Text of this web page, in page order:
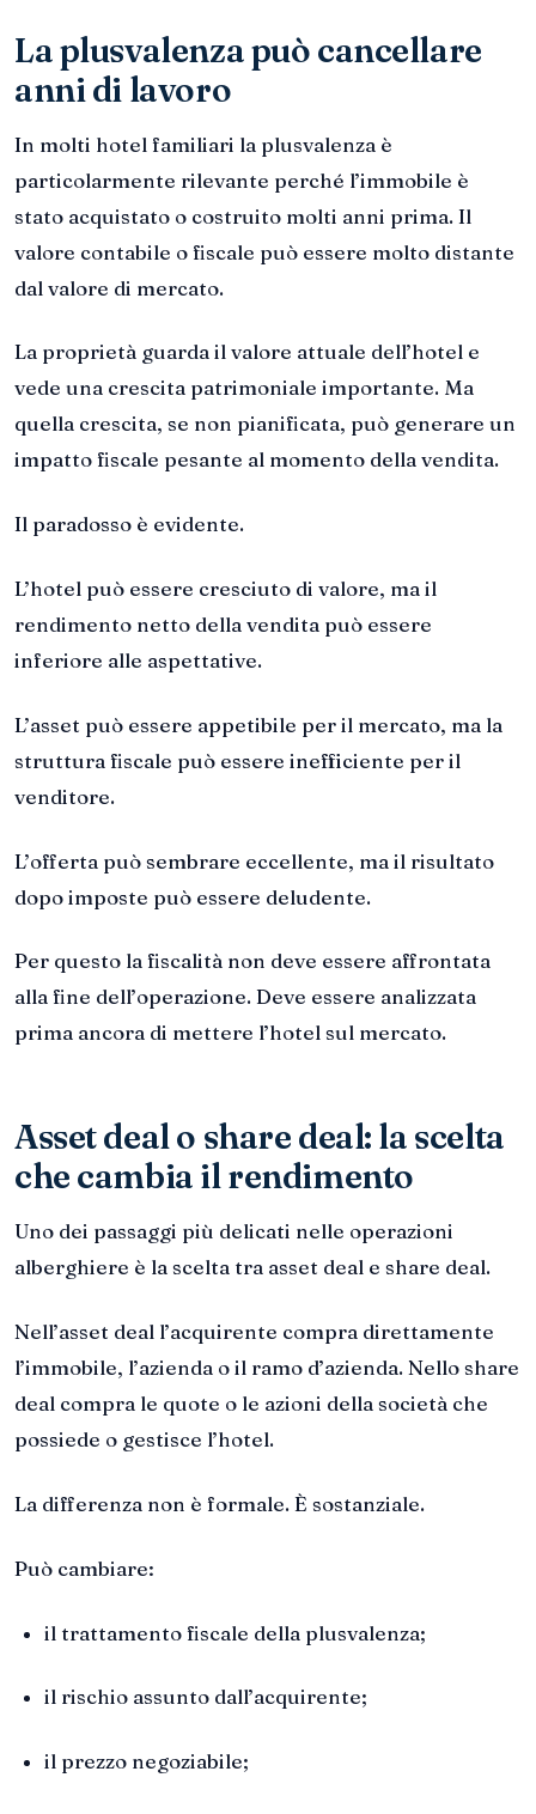
La plusvalenza può cancellare
anni di lavoro
In molti hotel familiari la plusvalenza è
particolarmente rilevante perché l’immobile è
stato acquistato o costruito molti anni prima. Il
valore contabile o fiscale può essere molto distante
dal valore di mercato.
La proprietà guarda il valore attuale dell’hotel e
vede una crescita patrimoniale importante. Ma
quella crescita, se non pianificata, può generare un
impatto fiscale pesante al momento della vendita.
Il paradosso è evidente.
L’hotel può essere cresciuto di valore, ma il
rendimento netto della vendita può essere
inferiore alle aspettative.
L’asset può essere appetibile per il mercato, ma la
struttura fiscale può essere inefficiente per il
venditore.
L’offerta può sembrare eccellente, ma il risultato
dopo imposte può essere deludente.
Per questo la fiscalità non deve essere affrontata
alla fine dell’operazione. Deve essere analizzata
prima ancora di mettere l’hotel sul mercato.
Asset deal o share deal: la scelta
che cambia il rendimento
Uno dei passaggi più delicati nelle operazioni
alberghiere è la scelta tra asset deal e share deal.
Nell’asset deal l’acquirente compra direttamente
l’immobile, l’azienda o il ramo d’azienda. Nello share
deal compra le quote o le azioni della società che
possiede o gestisce l’hotel.
La differenza non è formale. È sostanziale.
Può cambiare:
il trattamento fiscale della plusvalenza;
il rischio assunto dall’acquirente;
il prezzo negoziabile;